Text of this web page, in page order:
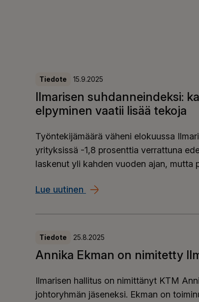
Tiedote 15.9.2025
Ilmarisen suhdanneindeksi:
elpyminen vaatii lisää tekoja
Työntekijämäärä väheni elokuussa
yrityksissä -1,8 prosenttia verrattuna
laskenut yli kahden vuoden ajan, mutta
Lue uutinen Ilmarisen
Tiedote 25.8.2025
Annika Ekman on nimitetty
Ilmarisen hallitus on nimittänyt KTM
johtoryhmän jäseneksi. Ekman on